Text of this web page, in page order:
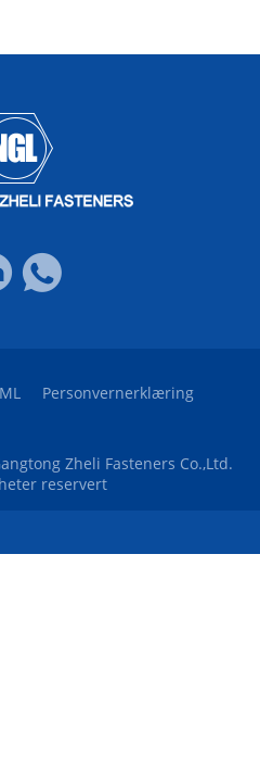
Personvernerklæring
Zheli Fasteners Co.,Ltd.
reservert